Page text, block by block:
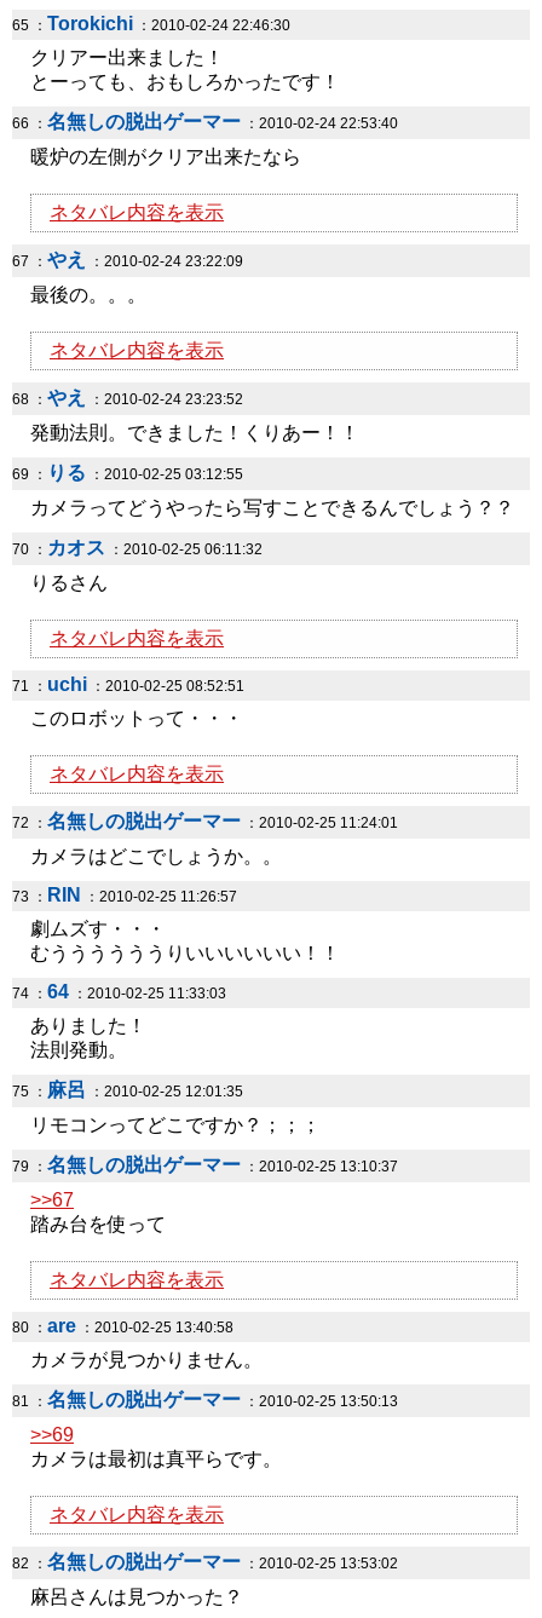
65 ： Torokichi ：2010-02-24 22:46:30
クリアー出来ました！
とーっても、おもしろかったです！
66 ： 名無しの脱出ゲーマー ：2010-02-24 22:53:40
暖炉の左側がクリア出来たなら
ネタバレ内容を表示
67 ： やえ ：2010-02-24 23:22:09
最後の。。。
ネタバレ内容を表示
68 ： やえ ：2010-02-24 23:23:52
発動法則。できました！くりあー！！
69 ： りる ：2010-02-25 03:12:55
カメラってどうやったら写すことできるんでしょう？？
70 ： カオス ：2010-02-25 06:11:32
りるさん
ネタバレ内容を表示
71 ： uchi ：2010-02-25 08:52:51
このロボットって・・・
ネタバレ内容を表示
72 ： 名無しの脱出ゲーマー ：2010-02-25 11:24:01
カメラはどこでしょうか。。
73 ： RIN ：2010-02-25 11:26:57
劇ムズす・・・
むううううううりいいいいいい！！
74 ： 64 ：2010-02-25 11:33:03
ありました！
法則発動。
75 ： 麻呂 ：2010-02-25 12:01:35
リモコンってどこですか？；；；
79 ： 名無しの脱出ゲーマー ：2010-02-25 13:10:37
>>67
踏み台を使って
ネタバレ内容を表示
80 ： are ：2010-02-25 13:40:58
カメラが見つかりません。
81 ： 名無しの脱出ゲーマー ：2010-02-25 13:50:13
>>69
カメラは最初は真平らです。
ネタバレ内容を表示
82 ： 名無しの脱出ゲーマー ：2010-02-25 13:53:02
麻呂さんは見つかった？